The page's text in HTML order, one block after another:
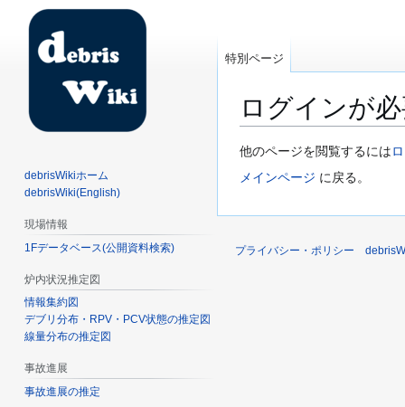
ログインが
ナ
ビ
ョ
検
索
他のページを閲覧するには
メインページ に戻る。
特別ページ
debrisWikiホーム
debrisWiki(English)
現場情報
1Fデータベース(公開資料検索)
炉内状況推定図
情報集約図
デブリ分布・RPV・PCV状態の推定図
線量分布の推定図
事故進展
事故進展の推定
プライバシー・ポリシー